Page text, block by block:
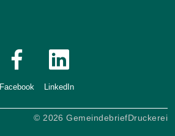
Facebook LinkedIn
© 2026 GemeindebriefDruckerei